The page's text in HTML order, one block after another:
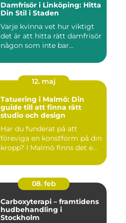
Damfrisör i Linköping: Hitta
Din Stil i Staden
Varje kvinna vet hur viktigt
det är att hitta rätt damfrisör
någon som inte bar...
12. maj
Tatuering i Malmö: Din
guide till att finna rätt
studio och design
Har du funderat på att
föreviga en konstform på din
kropp? I Malmö finns det e...
08. feb
Carboxyterapi – framtidens
hudbehandling i
Stockholm